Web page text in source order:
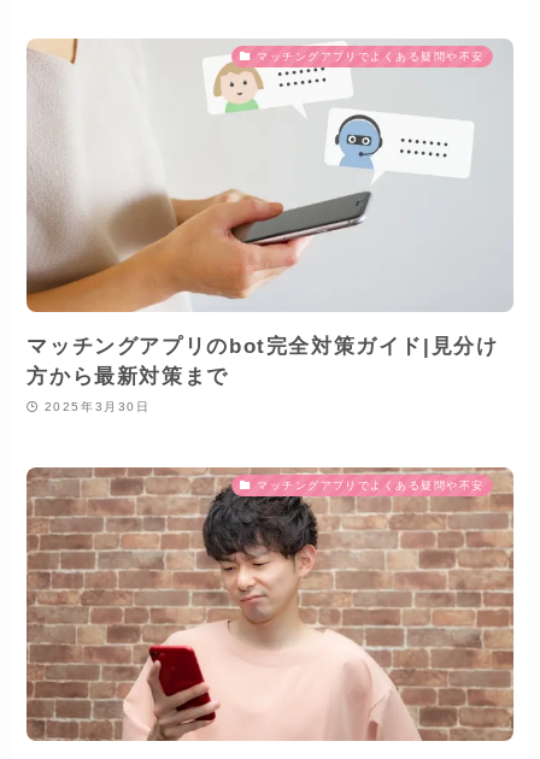
マッチングアプリでよくある疑問や不安
マッチングアプリのbot完全対策ガイド|見分け
方から最新対策まで
2025年3月30日
マッチングアプリでよくある疑問や不安